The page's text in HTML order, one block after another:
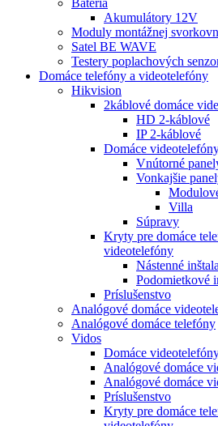
Batéria
Akumulátory 12V
Moduly montážnej
Satel BE WAVE
Testery poplachových
Domáce telefóny a videotelefóny
Hikvision
2káblové domáce
HD 2-káblové
IP 2-káblové
Domáce
Vnútorné
Vonkajšie
Villa
Súpravy
Kryty pre domáce
videotelefóny
Nástenné
Podomietkové
Príslušenstvo
Analógové domáce
Analógové domáce telefóny
Vidos
Domáce
Analógové domáce
Analógové domáce
Príslušenstvo
Kryty pre domáce